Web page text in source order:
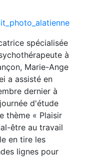
spécialisée
à
Marie-Ange
a assisté en
dernier à
d'étude
thème « Plaisir
être au travail
en tire les
lignes pour